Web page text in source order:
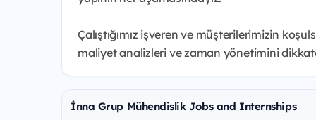
Çalıştığımız işveren ve müşterilerimizin
maliyet analizleri ve zaman yönetimini
İnna Grup Mühendislik Jobs and Internships